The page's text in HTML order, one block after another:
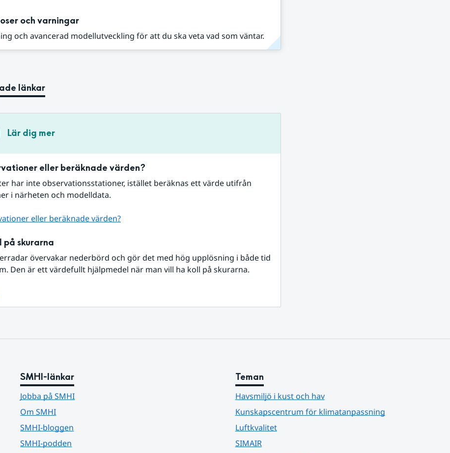
och varningar
och avancerad modellutveckling för att du ska veta vad som väntar.
länkar
Lär dig mer
eller beräknade värden?
har inte observationsstationer, istället beräknas ett värde utifrån
i närheten och modelldata.
eller beräknade värden?
på skurarna
övervakar nederbörd och gör det med hög upplösning i både tid
Den är ett värdefullt hjälpmedel när man vill ha koll på skurarna.
SMHI-länkar
Jobba på SMHI
Om SMHI
SMHI-bloggen
SMHI-podden
Teman
Havsmiljö i kust och hav
Kunskapscentrum för klimatanpassning
Luftkvalitet
SIMAIR